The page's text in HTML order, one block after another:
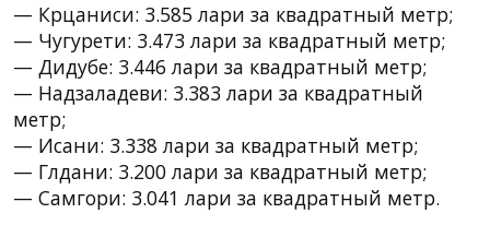
— Крцаниси: 3.585 лари за квадратный метр;
— Чугурети: 3.473 лари за квадратный метр;
— Дидубе: 3.446 лари за квадратный метр;
— Надзаладеви: 3.383 лари за квадратный
метр;
— Исани: 3.338 лари за квадратный метр;
— Глдани: 3.200 лари за квадратный метр;
— Самгори: 3.041 лари за квадратный метр.